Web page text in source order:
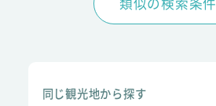
同じ観光地から探す